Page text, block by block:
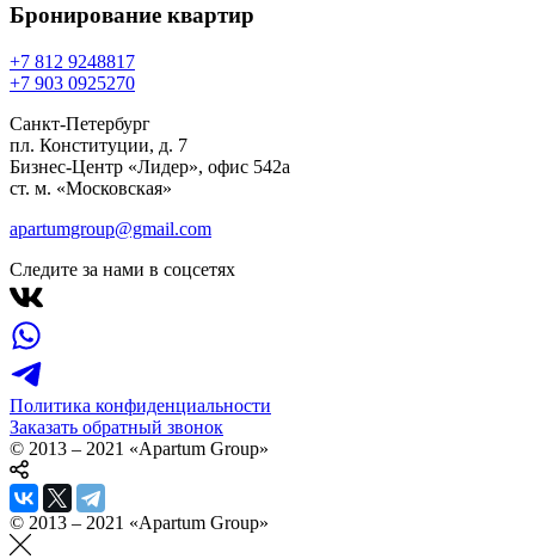
Бронирование квартир
+7 812 9248817
+7 903 0925270
Санкт-Петербург
пл. Конституции, д. 7
Бизнес-Центр «Лидер», офис 542a
ст. м. «Московская»
apartumgroup@gmail.com
Следите за нами в соцсетях
Политика конфиденциальности
Заказать обратный звонок
© 2013 – 2021 «Apartum Group»
© 2013 – 2021 «Apartum Group»